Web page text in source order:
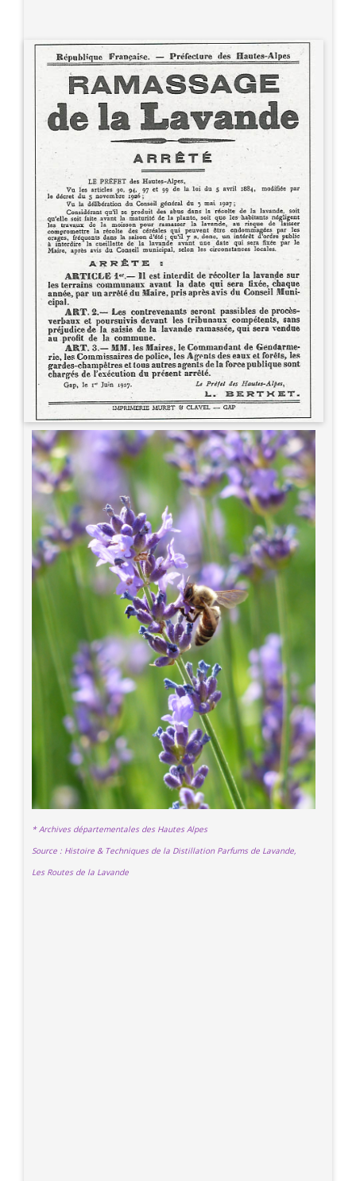
* Archives départementales des Hautes Alpes
Source : Histoire & Techniques de la Distillation Parfums de Lavande,
Les Routes de la Lavande